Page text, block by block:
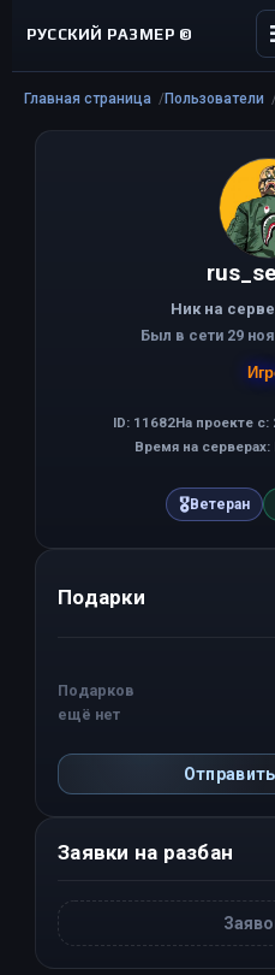
РУССКИЙ РАЗМЕР ©
Главная страница Пользователи
Ник на
Был в сети 29
ID: 11682На проекте с:
Время на серверах:
🎖Ветеран
Подарки
Подарков
ещё нет
Заявки на разбан